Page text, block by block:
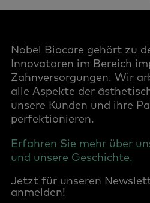
Nobel Biocare gehört zu
Innovatoren im Bereich
Zahnversorgungen. Wir
alle Aspekte der
unsere Kunden und ihre
perfektionieren.
Erfahren Sie mehr über
und unsere Geschichte.
Jetzt für unseren
anmelden!